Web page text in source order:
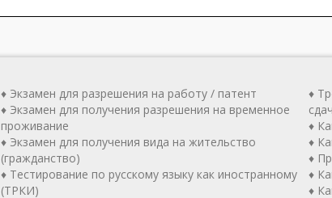
♦ Экзамен для разрешения на работу / патент
♦ Экзамен для получения разрешения на временное
проживание
♦ Экзамен для получения вида на жительство
(гражданство)
♦ Тестирование по русскому языку как иностранному
(ТРКИ)
♦
♦
♦
♦
♦
♦